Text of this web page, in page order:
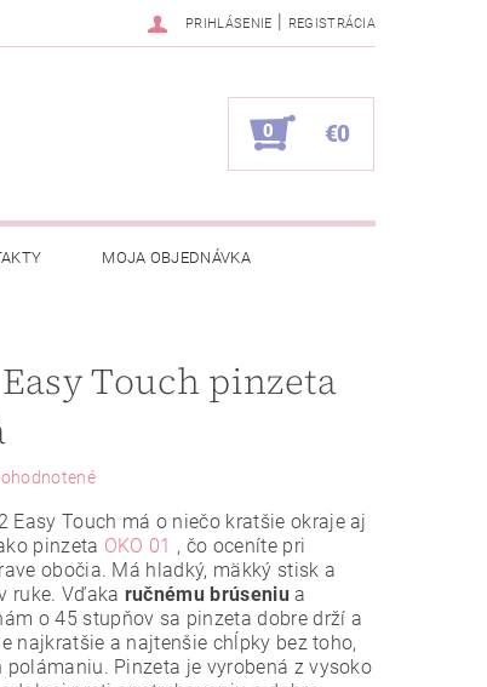
PRIHLÁSENIE | REGISTRÁCIA
0 €0
MOJA OBJEDNÁVKA
Easy Touch pinzeta
Easy Touch má o niečo kratšie okraje aj
pinzeta OKO 01 , čo oceníte pri
obočia. Má hladký, mäkký stisk a
ruke. Vďaka ručnému brúseniua
o 45 stupňov sa pinzeta dobre drží a
najkratšie a najtenšie chĺpky bez toho,
polámaniu. Pinzeta je vyrobená z vysoko